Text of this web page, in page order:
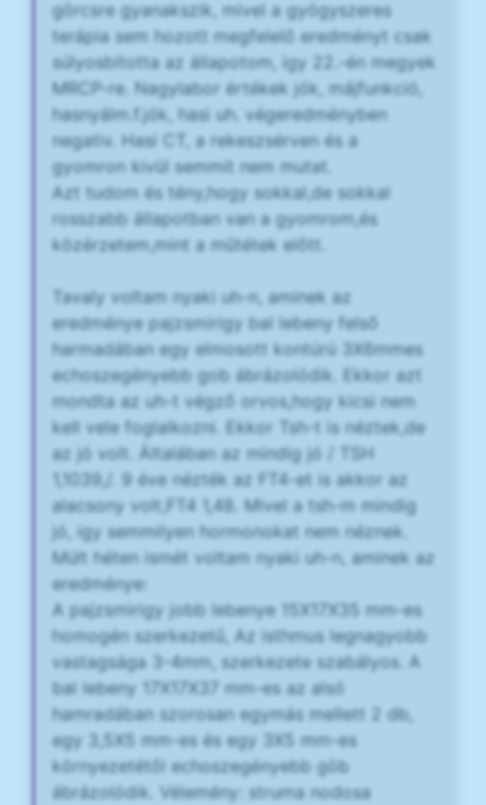
görcsre gyanakszik, mivel a gyógyszeres
terápia sem hozott megfelelő eredményt csak
súlyosbitotta az állapotom, igy 22.-én megyek
MRCP-re. Nagylabor értékek jók, májfunkció,
hasnyálm.f.jók, hasi uh. végeredményben
negativ. Hasi CT, a rekeszsérven és a
gyomron kivül semmit nem mutat.
Azt tudom és tény,hogy sokkal,de sokkal
rosszabb állapotban van a gyomrom,és
közérzetem,mint a műtétek előtt.
Tavaly voltam nyaki uh-n, aminek az
eredménye pajzsmirigy bal lebeny felső
harmadában egy elmosott kontúrú 3X6mmes
echoszegényebb gob ábrázolódik. Ekkor azt
mondta az uh-t végző orvos,hogy kicsi nem
kell vele foglalkozni. Ekkor Tsh-t is néztek,de
az jó volt. Általában az mindig jó / TSH
1,1039,/. 9 éve nézték az FT4-et is akkor az
alacsony volt,FT4 1,48. Mivel a tsh-m mindig
jó, igy semmilyen hormonokat nem néznek.
Múlt héten ismét voltam nyaki uh-n, aminek az
eredménye:
A pajzsmirigy jobb lebenye 15X17X35 mm-es
homogén szerkezetű, Az isthmus legnagyobb
vastagsága 3-4mm, szerkezete szabályos. A
bal lebeny 17X17X37 mm-es az alsó
hamradában szorosan egymás mellett 2 db,
egy 3,5X5 mm-es és egy 3X5 mm-es
környezetétől echoszegényebb göb
ábrázolódik. Vélemény: struma nodosa